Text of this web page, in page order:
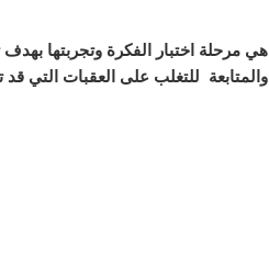
هي مرحلة اختبار الفكرة وتجربتها
والمتابعة للتغلب على العقبات التي قد